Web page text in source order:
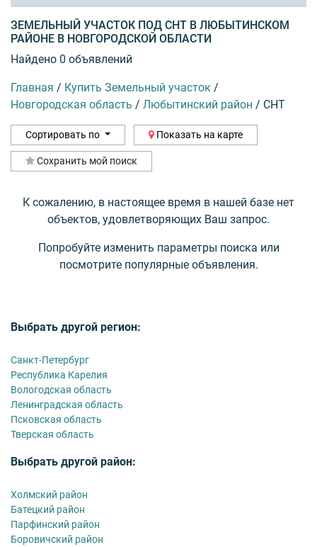
ЗЕМЕЛЬНЫЙ УЧАСТОК ПОД СНТ В ЛЮБЫТИНСКОМ
РАЙОНЕ В НОВГОРОДСКОЙ ОБЛАСТИ
Найдено 0 объявлений
Главная / Купить Земельный участок /
Новгородская область / Любытинский район / СНТ
Сортировать по Показать на карте
Сохранить мой поиск
К сожалению, в настоящее время в нашей базе нет
объектов, удовлетворяющих Ваш запрос.
Попробуйте изменить параметры поиска или
посмотрите популярные объявления.
Выбрать другой регион:
Санкт-Петербург
Республика Карелия
Вологодская область
Ленинградская область
Псковская область
Тверская область
Выбрать другой район:
Холмский район
Батецкий район
Парфинский район
Боровичский район